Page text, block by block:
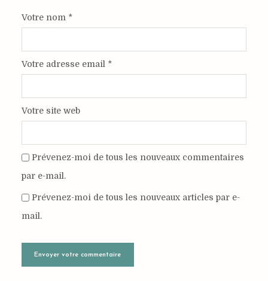
Votre nom *
Votre adresse email *
Votre site web
Prévenez-moi de tous les nouveaux commentaires
par e-mail.
Prévenez-moi de tous les nouveaux articles par e-
mail.